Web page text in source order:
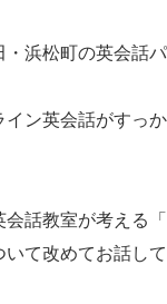
浜松町の英会話パ
ン英会話がすっ
会話教室が考える
て改めてお話し